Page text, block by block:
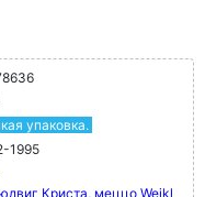
упаковка.
1995
Криста, меццо Weikl